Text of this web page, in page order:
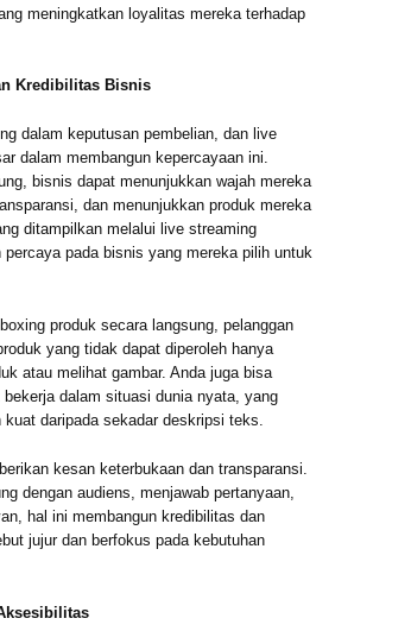
meningkatkan loyalitas mereka terhadap
Kredibilitas Bisnis
dalam keputusan pembelian, dan live
dalam membangun kepercayaan ini.
bisnis dapat menunjukkan wajah mereka
dan menunjukkan produk mereka
ditampilkan melalui live streaming
pada bisnis yang mereka pilih untuk
produk secara langsung, pelanggan
yang tidak dapat diperoleh hanya
atau melihat gambar. Anda juga bisa
dalam situasi dunia nyata, yang
daripada sekadar deskripsi teks.
kesan keterbukaan dan transparansi.
dengan audiens, menjawab pertanyaan,
hal ini membangun kredibilitas dan
jujur dan berfokus pada kebutuhan